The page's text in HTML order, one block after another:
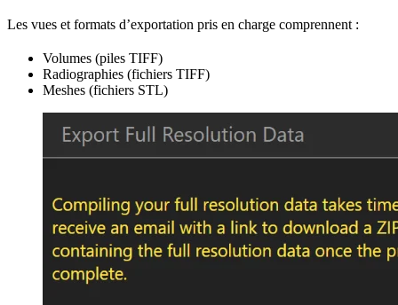
Les vues et formats d’exportation pris en charge comprennent :
Volumes (piles TIFF)
Radiographies (fichiers TIFF)
Meshes (fichiers STL)